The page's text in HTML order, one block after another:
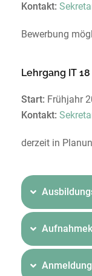
Kontakt:
Bewerbung
Lehrgang IT
Start: Frühjahr
Kontakt:
derzeit in
Anmeldung